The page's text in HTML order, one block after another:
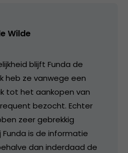
Wilde
blijft Funda de
heb ze vanwege een
tot het aankopen van
bezocht. Echter
zeer gebrekkig
is de informatie
dan inderdaad de